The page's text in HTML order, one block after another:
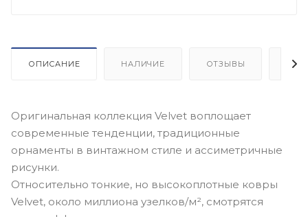
ОПИСАНИЕ НАЛИЧИЕ ОТЗЫВЫ
Оригинальная коллекция Velvet воплощает
современные тенденции, традиционные
орнаменты в винтажном стиле и ассиметричные
рисунки.
Относительно тонкие, но высокоплотные ковры
Velvet, около миллиона узелков/м², смотрятся